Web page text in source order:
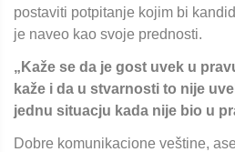
postaviti potpitanje kojim bi
je naveo kao svoje prednosti.
„Kaže se da je gost uvek u
kaže i da u stvarnosti to nije
jednu situacju kada nije bio u
Dobre komunikacione veštine,